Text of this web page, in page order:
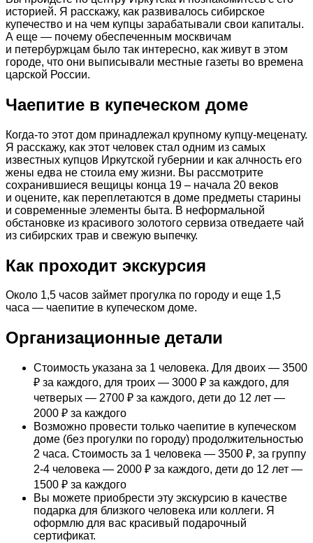
историей. Я расскажу, как развивалось сибирское
купечество и на чем купцы зарабатывали свои капиталы.
А еще — почему обеспеченным москвичам
и петербуржцам было так интересно, как живут в этом
городе, что они выписывали местные газеты во времена
царской России.
Чаепитие в купеческом доме
Когда-то этот дом принадлежал крупному купцу-меценату.
Я расскажу, как этот человек стал одним из самых
известных купцов Иркутской губернии и как алчность его
жены едва не стоила ему жизни. Вы рассмотрите
сохранившиеся вещицы конца 19 – начала 20 веков
и оцените, как переплетаются в доме предметы старины
и современные элементы быта. В неформальной
обстановке из красивого золотого сервиза отведаете чай
из сибирских трав и свежую выпечку.
Как проходит экскурсия
Около 1,5 часов займет прогулка по городу и еще 1,5
часа — чаепитие в купеческом доме.
Организационные детали
Стоимость указана за 1 человека. Для двоих — 3500
₽ за каждого, для троих — 3000 ₽ за каждого, для
четверых — 2700 ₽ за каждого, дети до 12 лет —
2000 ₽ за каждого
Возможно провести только чаепитие в купеческом
доме (без прогулки по городу) продолжительностью
2 часа. Стоимость за 1 человека — 3500 ₽, за группу
2-4 человека — 2000 ₽ за каждого, дети до 12 лет —
1500 ₽ за каждого
Вы можете приобрести эту экскурсию в качестве
подарка для близкого человека или коллеги. Я
оформлю для вас красивый подарочный
сертификат.